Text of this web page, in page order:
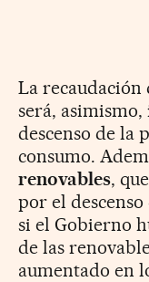
La recaudación
será,
descenso de la
consumo.
renovables,
por el
si el Gobierno
de las
aumentado en